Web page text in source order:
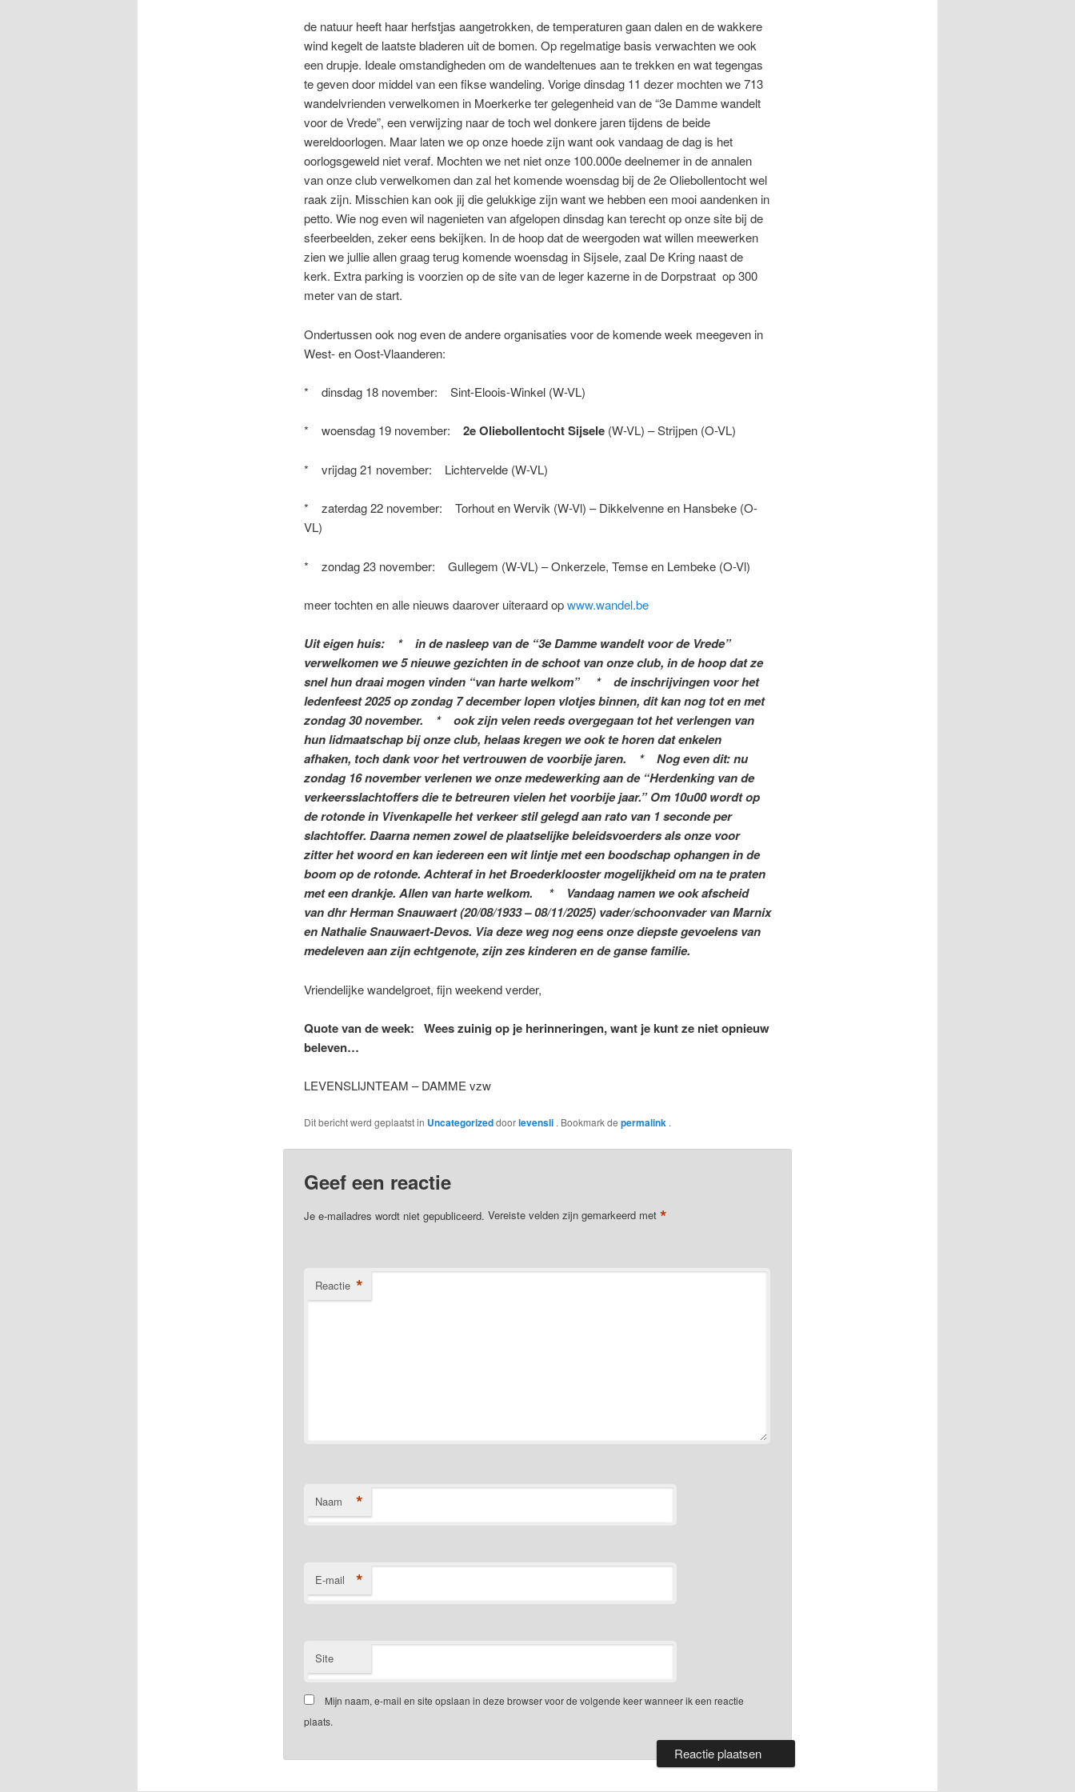
de natuur heeft haar herfstjas aangetrokken, de temperaturen gaan dalen en de wakkere
wind kegelt de laatste bladeren uit de bomen. Op regelmatige basis verwachten we ook
een drupje. Ideale omstandigheden om de wandeltenues aan te trekken en wat tegengas
te geven door middel van een fikse wandeling. Vorige dinsdag 11 dezer mochten we 713
wandelvrienden verwelkomen in Moerkerke ter gelegenheid van de “3e Damme wandelt
voor de Vrede”, een verwijzing naar de toch wel donkere jaren tijdens de beide
wereldoorlogen. Maar laten we op onze hoede zijn want ook vandaag de dag is het
oorlogsgeweld niet veraf. Mochten we net niet onze 100.000e deelnemer in de annalen
van onze club verwelkomen dan zal het komende woensdag bij de 2e Oliebollentocht wel
raak zijn. Misschien kan ook jij die gelukkige zijn want we hebben een mooi aandenken in
petto. Wie nog even wil nagenieten van afgelopen dinsdag kan terecht op onze site bij de
sfeerbeelden, zeker eens bekijken. In de hoop dat de weergoden wat willen meewerken
zien we jullie allen graag terug komende woensdag in Sijsele, zaal De Kring naast de
kerk. Extra parking is voorzien op de site van de leger kazerne in de Dorpstraat op 300
meter van de start.
Ondertussen ook nog even de andere organisaties voor de komende week meegeven in
West- en Oost-Vlaanderen:
* dinsdag 18 november: Sint-Eloois-Winkel (W-VL)
* woensdag 19 november: 2e Oliebollentocht Sijsele(W-VL) – Strijpen (O-VL)
* vrijdag 21 november: Lichtervelde (W-VL)
* zaterdag 22 november: Torhout en Wervik (W-Vl) – Dikkelvenne en Hansbeke (O-
VL)
* zondag 23 november: Gullegem (W-VL) – Onkerzele, Temse en Lembeke (O-Vl)
meer tochten en alle nieuws daarover uiteraard opwww.wandel.be
Uit eigen huis: * in de nasleep van de “3e Damme wandelt voor de Vrede”
verwelkomen we 5 nieuwe gezichten in de schoot van onze club, in de hoop dat ze
snel hun draai mogen vinden “van harte welkom” * de inschrijvingen voor het
ledenfeest 2025 op zondag 7 december lopen vlotjes binnen, dit kan nog tot en met
zondag 30 november. * ook zijn velen reeds overgegaan tot het verlengen van
hun lidmaatschap bij onze club, helaas kregen we ook te horen dat enkelen
afhaken, toch dank voor het vertrouwen de voorbije jaren. * Nog even dit: nu
zondag 16 november verlenen we onze medewerking aan de “Herdenking van de
verkeersslachtoffers die te betreuren vielen het voorbije jaar.” Om 10u00 wordt op
de rotonde in Vivenkapelle het verkeer stil gelegd aan rato van 1 seconde per
slachtoffer. Daarna nemen zowel de plaatselijke beleidsvoerders als onze voor
zitter het woord en kan iedereen een wit lintje met een boodschap ophangen in de
boom op de rotonde. Achteraf in het Broederklooster mogelijkheid om na te praten
met een drankje. Allen van harte welkom. * Vandaag namen we ook afscheid
van dhr Herman Snauwaert (20/08/1933 – 08/11/2025) vader/schoonvader van Marnix
en Nathalie Snauwaert-Devos. Via deze weg nog eens onze diepste gevoelens van
medeleven aan zijn echtgenote, zijn zes kinderen en de ganse familie.
Vriendelijke wandelgroet, fijn weekend verder,
Quote van de week: Wees zuinig op je herinneringen, want je kunt ze niet opnieuw
beleven…
LEVENSLIJNTEAM – DAMME vzw
Dit bericht werd geplaatst in Uncategorizeddoorlevensli . Bookmark de permalink .
Geef een reactie
Je e-mailadres wordt niet gepubliceerd. Vereiste velden zijn gemarkeerd met *
Reactie *
Naam *
E-mail *
Site
Mijn naam, e-mail en site opslaan in deze browser voor de volgende keer wanneer ik een reactie
plaats.